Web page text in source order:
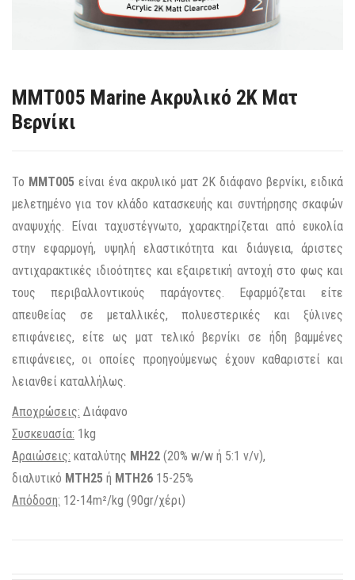
MMT005 Marine Ακρυλικό 2Κ Ματ
Βερνίκι
Το ΜΜΤ005 είναι ένα ακρυλικό ματ 2Κ διάφανο βερνίκι, ειδικά
μελετημένο για τον κλάδο κατασκευής και συντήρησης σκαφών
αναψυχής. Είναι ταχυστέγνωτο, χαρακτηρίζεται από ευκολία
στην εφαρμογή, υψηλή ελαστικότητα και διάυγεια, άριστες
αντιχαρακτικές ιδιοότητες και εξαιρετική αντοχή στο φως και
τους περιβαλλοντικούς παράγοντες. Εφαρμόζεται είτε
απευθείας σε μεταλλικές, πολυεστερικές και ξύλινες
επιφάνειες, είτε ως ματ τελικό βερνίκι σε ήδη βαμμένες
επιφάνειες, οι οποίες προηγούμενως έχουν καθαριστεί και
λειανθεί καταλλήλως.
Αποχρώσεις: Διάφανο
Συσκευασία: 1kg
Αραιώσεις: καταλύτης MH22 (20% w/w ή 5:1 v/v),
διαλυτικό ΜΤΗ25 ή MTH26 15-25%
Απόδοση: 12-14m²/kg (90gr/χέρι)